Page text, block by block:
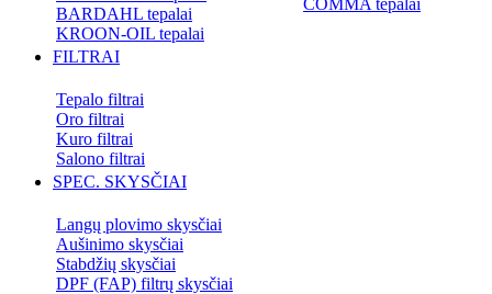
BARDAHL tepalai
KROON-OIL tepalai
COMMA tepalai
FILTRAI
Tepalo filtrai
Oro filtrai
Kuro filtrai
Salono filtrai
SPEC. SKYSČIAI
Langų plovimo skysčiai
Aušinimo skysčiai
Stabdžių skysčiai
DPF (FAP) filtrų skysčiai